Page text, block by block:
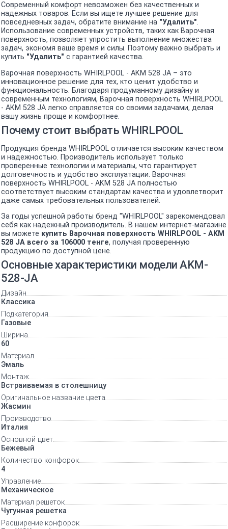
Современный комфорт невозможен без качественных и
надежных товаров. Если вы ищете лучшее решение для
повседневных задач, обратите внимание на "Удалить".
Использование современных устройств, таких как Варочная
поверхность, позволяет упростить выполнение множества
задач, экономя ваше время и силы. Поэтому важно выбрать и
купить "Удалить" с гарантией качества.
Варочная поверхность WHIRLPOOL - AKM 528 JA – это
инновационное решение для тех, кто ценит удобство и
функциональность. Благодаря продуманному дизайну и
современным технологиям, Варочная поверхность WHIRLPOOL
- AKM 528 JA легко справляется со своими задачами, делая
вашу жизнь проще и комфортнее.
Почему стоит выбрать WHIRLPOOL
Продукция бренда WHIRLPOOL отличается высоким качеством
и надежностью. Производитель использует только
проверенные технологии и материалы, что гарантирует
долговечность и удобство эксплуатации. Варочная
поверхность WHIRLPOOL - AKM 528 JA полностью
соответствует высоким стандартам качества и удовлетворит
даже самых требовательных пользователей.
За годы успешной работы бренд "WHIRLPOOL" зарекомендовал
себя как надежный производитель. В нашем интернет-магазине
вы можете купить Варочная поверхность WHIRLPOOL - AKM
528 JA всего за 106000 тенге, получая проверенную
продукцию по доступной цене.
Основные характеристики модели AKM-
528-JA
Дизайн
Классика
Подкатегория
Газовые
Ширина
60
Материал
Эмаль
Монтаж
Встраиваемая в столешницу
Оригинальное название цвета
Жасмин
Производство
Италия
Основной цвет
Бежевый
Количество конфорок
4
Управление
Механическое
Материал решеток
Чугунная решетка
Расширение конфорок